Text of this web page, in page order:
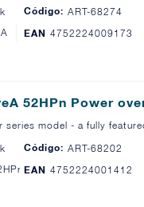
Código: ART-68274
EAN 4752224009173
52HPn Power
series model - a fully
Código: ART-68202
EAN 4752224001412